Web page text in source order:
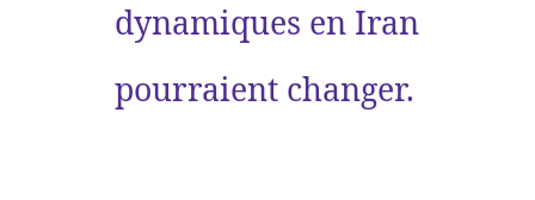
dynamiques en Iran
pourraient changer.